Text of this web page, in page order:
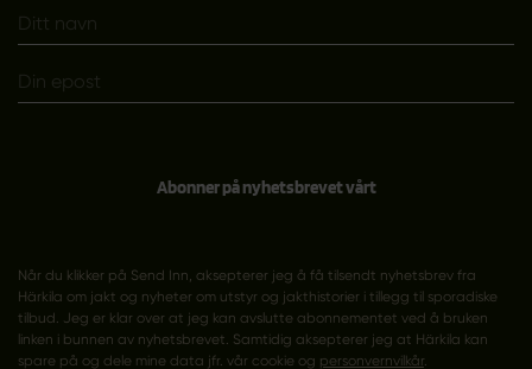
Abonner på nyhetsbrevet vårt
Når du klikker på Send Inn, aksepterer jeg å få tilsendt nyhetsbrev fra
Härkila om jakt og nyheter om utstyr og jakthistorier i tillegg til sporadiske
tilbud. Jeg er klar over at jeg kan avslutte abonnementet ved å bruken
linken i bunnen av nyhetsbrevet. Samtidig aksepterer jeg at Härkila kan
spare på og dele mine data jfr. vår cookie og personvernvilkår.